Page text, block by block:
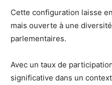
Cette configuration laisse
mais ouverte à une
parlementaires.
Avec un taux de
significative dans un